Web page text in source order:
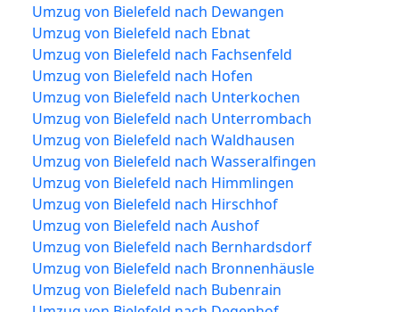
Umzug von Bielefeld nach Dewangen
Umzug von Bielefeld nach Ebnat
Umzug von Bielefeld nach Fachsenfeld
Umzug von Bielefeld nach Hofen
Umzug von Bielefeld nach Unterkochen
Umzug von Bielefeld nach Unterrombach
Umzug von Bielefeld nach Waldhausen
Umzug von Bielefeld nach Wasseralfingen
Umzug von Bielefeld nach Himmlingen
Umzug von Bielefeld nach Hirschhof
Umzug von Bielefeld nach Aushof
Umzug von Bielefeld nach Bernhardsdorf
Umzug von Bielefeld nach Bronnenhäusle
Umzug von Bielefeld nach Bubenrain